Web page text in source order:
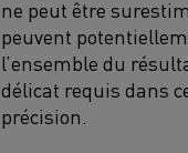
ne peut être
peuvent
l’ensemble du
délicat requis dans
précision.